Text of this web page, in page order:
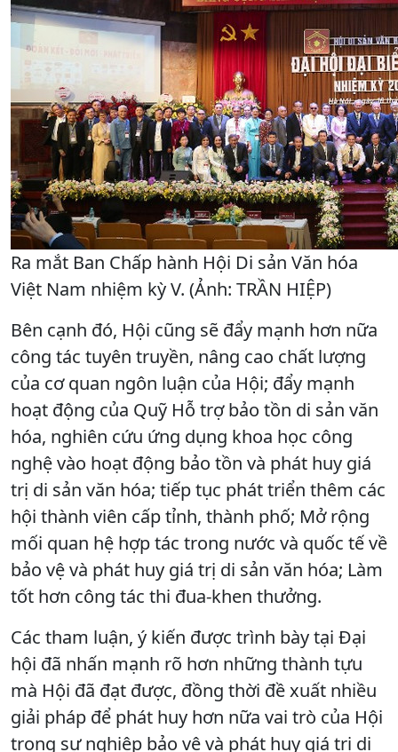
Ra mắt Ban Chấp hành Hội Di sản Văn hóa
Việt Nam nhiệm kỳ V. (Ảnh: TRẦN HIỆP)
Bên cạnh đó, Hội cũng sẽ đẩy mạnh hơn nữa
công tác tuyên truyền, nâng cao chất lượng
của cơ quan ngôn luận của Hội; đẩy mạnh
hoạt động của Quỹ Hỗ trợ bảo tồn di sản văn
hóa, nghiên cứu ứng dụng khoa học công
nghệ vào hoạt động bảo tồn và phát huy giá
trị di sản văn hóa; tiếp tục phát triển thêm các
hội thành viên cấp tỉnh, thành phố; Mở rộng
mối quan hệ hợp tác trong nước và quốc tế về
bảo vệ và phát huy giá trị di sản văn hóa; Làm
tốt hơn công tác thi đua-khen thưởng.
Các tham luận, ý kiến được trình bày tại Đại
hội đã nhấn mạnh rõ hơn những thành tựu
mà Hội đã đạt được, đồng thời đề xuất nhiều
giải pháp để phát huy hơn nữa vai trò của Hội
trong sự nghiệp bảo vệ và phát huy giá trị di